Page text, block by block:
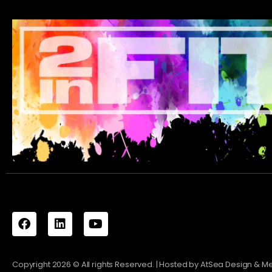
Copyright2026 © All rights Reserved. | Hosted byAtSea Design &